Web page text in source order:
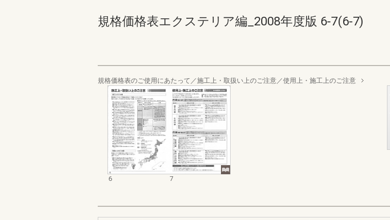
規格価格表エクステリア編_2008年度版 6-7(6-7)
規格価格表のご使用にあたって／施工上・取扱い上のご注意／使用上・施工上のご注意
6 7